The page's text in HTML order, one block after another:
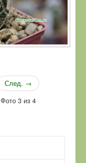
След. →
Фото 3 из 4